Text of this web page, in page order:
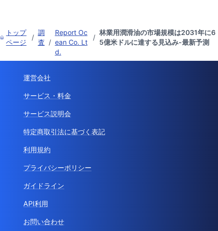
トップ
ページ
/
調
査 /
Report Oc
ean Co. Lt
d.
/
林業用潤滑油の市場規模は2031年に6
5億米ドルに達する見込み-最新予測
運営会社
サービス・料金
サービス説明会
特定商取引法に基づく表記
利用規約
プライバシーポリシー
ガイドライン
API利用
お問い合わせ